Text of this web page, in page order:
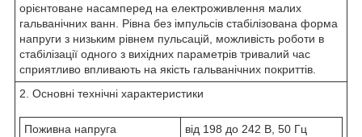
орієнтоване насамперед на електроживлення малих
гальванічних ванн. Рівна без імпульсів стабілізована форма
напруги з низьким рівнем пульсацій, можливість роботи в
стабілізації одного з вихідних параметрів тривалий час
сприятливо впливають на якість гальванічних покриттів.
2. Основні технічні характеристики
Поживна напруга
від 198 до 242 В, 50 Гц